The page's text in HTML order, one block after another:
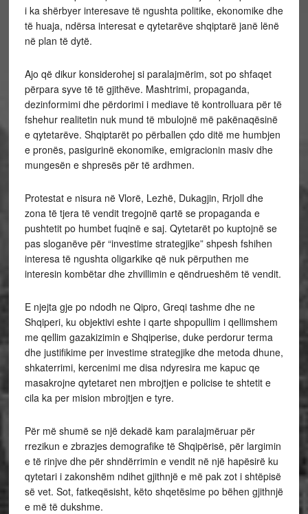
i ka shërbyer interesave të ngushta politike, ekonomike dhe
të huaja, ndërsa interesat e qytetarëve shqiptarë janë lënë
në plan të dytë.
Ajo që dikur konsiderohej si paralajmërim, sot po shfaqet
përpara syve të të gjithëve. Mashtrimi, propaganda,
dezinformimi dhe përdorimi i mediave të kontrolluara për të
fshehur realitetin nuk mund të mbulojnë më pakënaqësinë
e qytetarëve. Shqiptarët po përballen çdo ditë me humbjen
e pronës, pasigurinë ekonomike, emigracionin masiv dhe
mungesën e shpresës për të ardhmen.
Protestat e nisura në Vlorë, Lezhë, Dukagjin, Rrjoll dhe
zona të tjera të vendit tregojnë qartë se propaganda e
pushtetit po humbet fuqinë e saj. Qytetarët po kuptojnë se
pas sloganëve për “investime strategjike” shpesh fshihen
interesa të ngushta oligarkike që nuk përputhen me
interesin kombëtar dhe zhvillimin e qëndrueshëm të vendit.
E njejta gje po ndodh ne Qipro, Greqi tashme dhe ne
Shqiperi, ku objektivi eshte i qarte shpopullim i qellimshem
me qellim gazakizimin e Shqiperise, duke perdorur terma
dhe justifikime per investime strategjike dhe metoda dhune,
shkaterrimi, kercenimi me disa ndyresira me kapuc qe
masakrojne qytetaret nen mbrojtjen e policise te shtetit e
cila ka per mision mbrojtjen e tyre.
Për më shumë se një dekadë kam paralajmëruar për
rrezikun e zbrazjes demografike të Shqipërisë, për largimin
e të rinjve dhe për shndërrimin e vendit në një hapësirë ku
qytetari i zakonshëm ndihet gjithnjë e më pak zot i shtëpisë
së vet. Sot, fatkeqësisht, këto shqetësime po bëhen gjithnjë
e më të dukshme.